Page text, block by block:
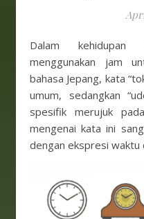
Dalam kehidupan sehari-hari, kita sering
menggunakan jam
bahasa Jepang, kata
umum, sedangkan
spesifik merujuk
mengenai kata ini
dengan ekspresi waktu